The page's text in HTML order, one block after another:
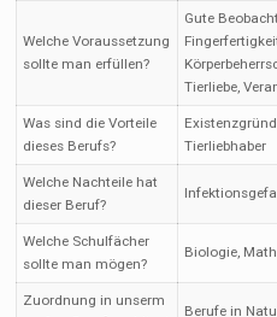
Welche Voraussetzung
sollte man erfüllen?
Gute
Tierliebe,
Was sind die Vorteile
dieses Berufs?
Tierliebhaber
Welche Nachteile hat
dieser Beruf?
Welche Schulfächer
sollte man mögen?
Biologie,
Zuordnung in unserm
Berufe in